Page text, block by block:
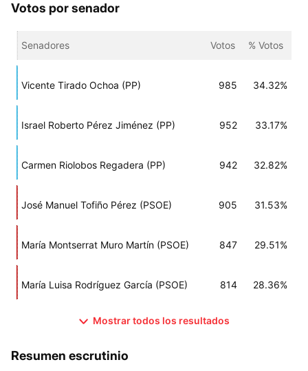
Votos por senador
Senadores Votos % Votos
Vicente Tirado Ochoa (PP) 985 34.32%
Israel Roberto Pérez Jiménez (PP) 952 33.17%
Carmen Riolobos Regadera (PP) 942 32.82%
José Manuel Tofiño Pérez (PSOE) 905 31.53%
María Montserrat Muro Martín (PSOE) 847 29.51%
María Luisa Rodríguez García (PSOE) 814 28.36%
Mostrar todos los resultados
Resumen escrutinio